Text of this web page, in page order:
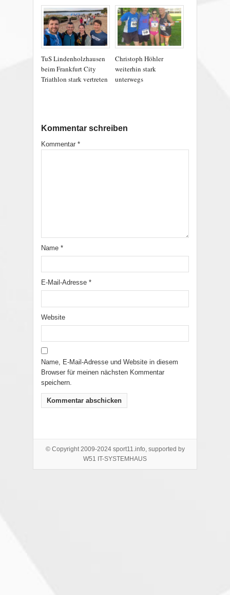
TuS Lindenholzhausen
beim Frankfurt City
Triathlon stark vertreten
Christoph Höhler
weiterhin stark
unterwegs
Kommentar schreiben
Kommentar *
Name *
E-Mail-Adresse *
Website
Name, E-Mail-Adresse und Website in diesem
Browser für meinen nächsten Kommentar
speichern.
© Copyright 2009-2024 sport11.info, supported by
W51 IT-SYSTEMHAUS